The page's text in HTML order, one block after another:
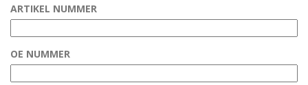
Kontakte
ARTIKEL NUMMER
OE NUMMER